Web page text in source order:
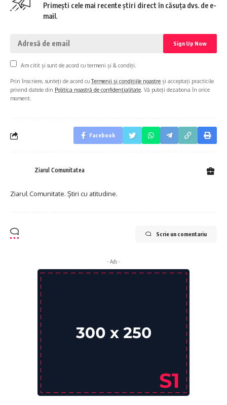
Primești cele mai recente știri direct în căsuța dvs. de e-
mail.
Am citit și sunt de acord cu termeni și & condiți.
Prin înscriere, sunteți de acord cuTermenii și condițiile noastre și acceptați practicile
privind datele din Politica noastră de confidențialitate . Vă puteți dezabona în orice
moment.
Facebook
Ziarul Comunitatea
Ziarul Comunitate. Știri cu atitudine.
Scrie un comentariu
- Ads -